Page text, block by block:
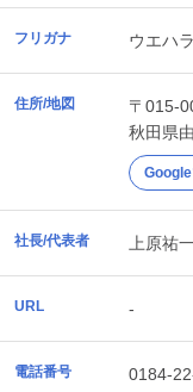
フリガナ ウエハ
住所/地図
〒015-
秋田県
社長/代表者 上原祐
URL -
電話番号 0184-